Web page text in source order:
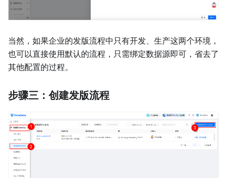
当然，如果企业的发版流程中只有开发、生产这两个环境，
也可以直接使用默认的流程，只需绑定数据源即可，省去了
其他配置的过程。
步骤三：创建发版流程